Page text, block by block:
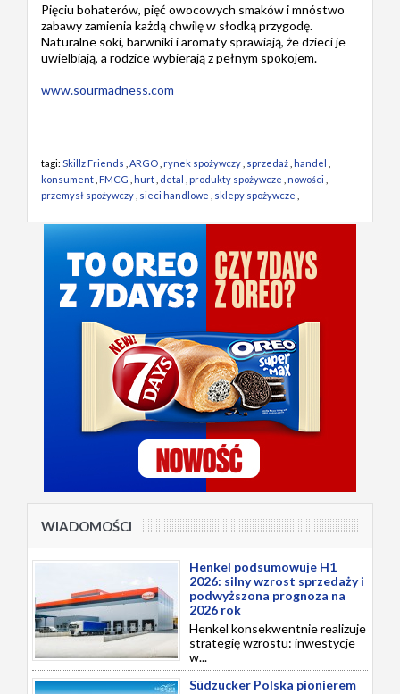
Pięciu bohaterów, pięć owocowych smaków i mnóstwo
zabawy zamienia każdą chwilę w słodką przygodę.
Naturalne soki, barwniki i aromaty sprawiają, że dzieci je
uwielbiają, a rodzice wybierają z pełnym spokojem.
www.sourmadness.com
tagi: Skillz Friends ARGO rynek spożywczy sprzedaż handel
konsument FMCG hurt detal produkty spożywcze nowości
przemysł spożywczy sieci handlowe sklepy spożywcze
WIADOMOŚCI
Henkel podsumowuje H1
2026: silny wzrost sprzedaży i
podwyższona prognoza na
2026 rok
Henkel konsekwentnie realizuje
strategię wzrostu: inwestycje
w...
Südzucker Polska pionierem